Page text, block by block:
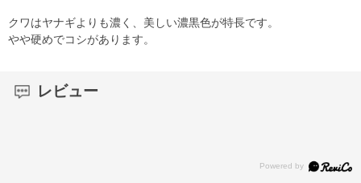
クワはヤナギよりも濃く、美しい濃黒色が特長です。
やや硬めでコシがあります。
レビュー